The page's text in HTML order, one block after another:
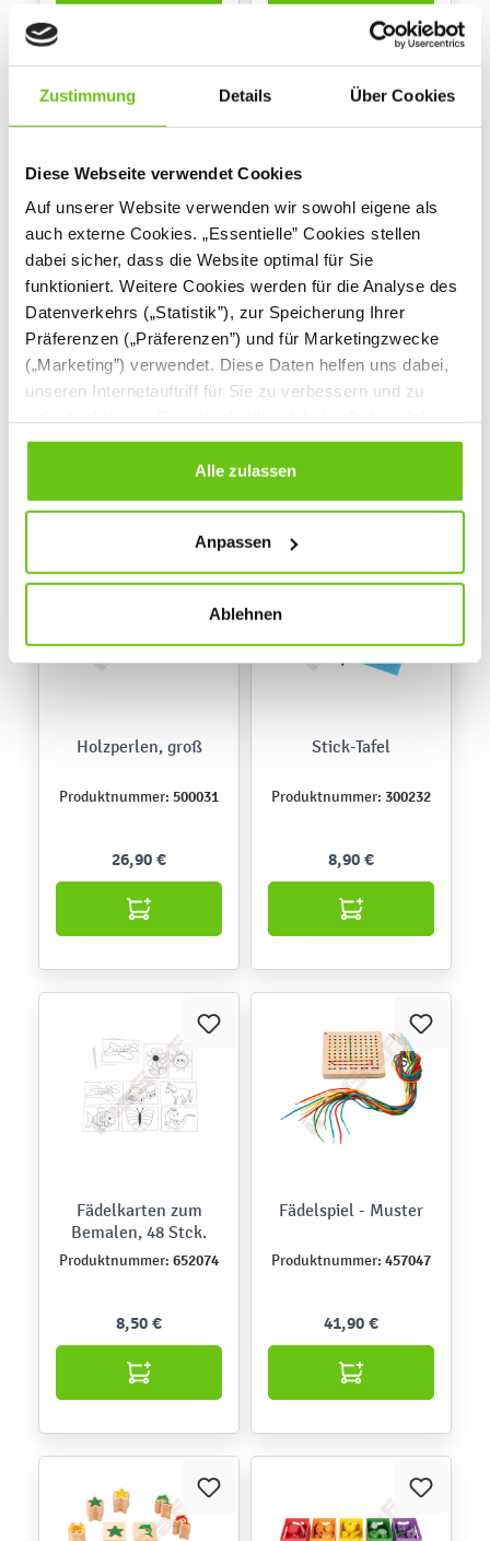
Zustimmung Details Über Cookies
Diese Webseite verwendet Cookies
Auf unserer Website verwenden wir sowohl eigene als
auch externe Cookies. „Essentielle” Cookies stellen
dabei sicher, dass die Website optimal für Sie
funktioniert. Weitere Cookies werden für die Analyse des
Datenverkehrs („Statistik”), zur Speicherung Ihrer
Präferenzen („Präferenzen”) und für Marketingzwecke
(„Marketing”) verwendet. Diese Daten helfen uns dabei,
unseren Internetauftriff für Sie zu verbessern und zu
Cookies Sie erlauben. Verweigern Sie Ihre Zustimmung,
wählen Sie „Alle ablehnen” – in diesem Fall werden nur
Daten verarbeitet, die für den Besuch unserer Website
jederzeit ändern, indem Sie auf die Schaltfläche unten
links klicken. Weitere Informationen zur Datennutzung
Alle zulassen
Anpassen
Ablehnen
Rechen-Knöpfe
Produktnummer:500033
27,90 €
Bunte Scheiben
Produktnummer:500029
19,90 €
Holzperlen, groß
Produktnummer: 500031
26,90 €
Stick-Tafel
Produktnummer: 300232
8,90 €
Fädelkarten zum
Bemalen, 48 Stck.
Produktnummer: 652074
8,50 €
Fädelspiel - Muster
Produktnummer: 457047
41,90 €